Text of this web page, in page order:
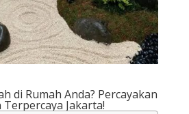
di Rumah Anda? Percayakan
Terpercaya Jakarta!